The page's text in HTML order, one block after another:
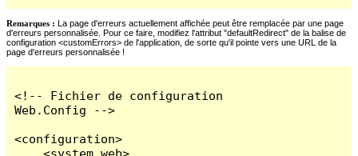
Remarques : La page d'erreurs actuellement affichée peut être remplacée par une page
d'erreurs personnalisée. Pour ce faire, modifiez l'attribut "defaultRedirect" de la balise de
configuration <customErrors> de l'application, de sorte qu'il pointe vers une URL de la
page d'erreurs personnalisée !
<!-- Fichier de configuration
Web.Config -->
<configuration>
    <system.web>